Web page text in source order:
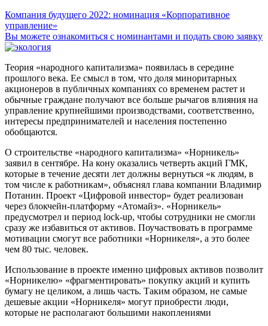
Компания будущего 2022: номинация «Корпоративное
управление»
Вы можете ознакомиться с номинантами и подать свою заявку
Теория «народного капитализма» появилась в середине
прошлого века. Ее смысл в том, что доля миноритарных
акционеров в публичных компаниях со временем растет и
обычные граждане получают все больше рычагов влияния на
управление крупнейшими производствами, соответственно,
интересы предпринимателей и населения постепенно
обобщаются.
О строительстве «народного капитализма» «Норникель»
заявил в сентябре. На кону оказались четверть акций ГМК,
которые в течение десяти лет должны вернуться «к людям, в
том числе к работникам», объяснял глава компании Владимир
Потанин. Проект «Цифровой инвестор» будет реализован
через блокчейн-платформу «Атомайз». «Норникель»
предусмотрел и период lock-up, чтобы сотрудники не смогли
сразу же избавиться от активов. Поучаствовать в программе
мотивации смогут все работники «Норникеля», а это более
чем 80 тыс. человек.
Использование в проекте именно цифровых активов позволит
«Норникелю» «фрагментировать» покупку акций и купить
бумагу не целиком, а лишь часть. Таким образом, не самые
дешевые акции «Норникеля» могут приобрести люди,
которые не располагают большими накоплениями